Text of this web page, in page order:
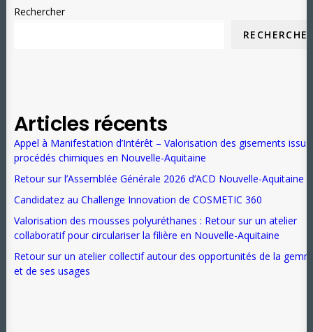
Rechercher
Articles récents
Appel à Manifestation d’Intérêt – Valorisation des gisements
procédés chimiques en Nouvelle-Aquitaine
Retour sur l’Assemblée Générale 2026 d’ACD Nouvelle-Aquitaine
Candidatez au Challenge Innovation de COSMETIC 360
Valorisation des mousses polyuréthanes : Retour sur un atelier
collaboratif pour circulariser la filière en Nouvelle-Aquitaine
Retour sur un atelier collectif autour des opportunités de la
et de ses usages